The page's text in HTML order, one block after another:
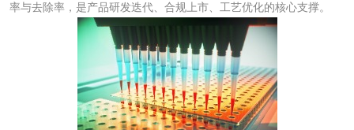
率与去除率，是产品研发迭代、合规上市、工艺优化的核心支撑。
性试验
应试验
皮肤光变态反应试
验
日化产品
洗衣液检测 洗涤剂检测